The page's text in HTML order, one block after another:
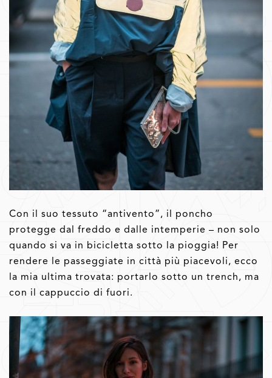
Con il suo tessuto “antivento”, il poncho
protegge dal freddo e dalle intemperie – non solo
quando si va in bicicletta sotto la pioggia! Per
rendere le passeggiate in città più piacevoli, ecco
la mia ultima trovata: portarlo sotto un trench, ma
con il cappuccio di fuori.